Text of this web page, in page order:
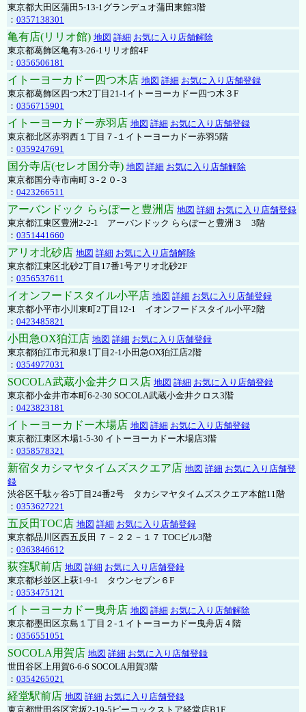
東京都大田区蒲田5-13-1グランデュオ蒲田東館3階
： 0357138301
亀有店(リリオ館) 地図 詳細 お気に入り店舗解除
東京都葛飾区亀有3-26-1リリオ館4F
： 0356506181
イトーヨーカドー四つ木店 地図 詳細 お気に入り店舗登録
東京都葛飾区四つ木2丁目21-1イトーヨーカドー四つ木３F
： 0356715901
イトーヨーカドー赤羽店 地図 詳細 お気に入り店舗登録
東京都北区赤羽西１丁目７-１イトーヨーカドー赤羽5階
： 0359247691
国分寺店(セレオ国分寺) 地図 詳細 お気に入り店舗解除
東京都国分寺市南町３-２０-３
： 0423266511
アーバンドック ららぽーと豊洲店 地図 詳細 お気に入り店舗登録
東京都江東区豊洲2-2-1 アーバンドック ららぽーと豊洲３ 3階
： 0351441660
アリオ北砂店 地図 詳細 お気に入り店舗解除
東京都江東区北砂2丁目17番1号アリオ北砂2F
： 0356537611
イオンフードスタイル小平店 地図 詳細 お気に入り店舗登録
東京都小平市小川東町2丁目12-1 イオンフードスタイル小平2階
： 0423485821
小田急OX狛江店 地図 詳細 お気に入り店舗登録
東京都狛江市元和泉1丁目2-1小田急OX狛江店2階
： 0354977031
SOCOLA武蔵小金井クロス店 地図 詳細 お気に入り店舗登録
東京都小金井市本町6-2-30 SOCOLA武蔵小金井クロス3階
： 0423823181
イトーヨーカドー木場店 地図 詳細 お気に入り店舗登録
東京都江東区木場1-5-30 イトーヨーカドー木場店3階
： 0358578321
新宿タカシマヤタイムズスクエア店 地図 詳細 お気に入り店舗登
録
渋谷区千駄ヶ谷5丁目24番2号 タカシマヤタイムズスクエア本館11階
： 0353627221
五反田TOC店 地図 詳細 お気に入り店舗登録
東京都品川区西五反田 ７－２２－１７ TOCビル3階
： 0363846612
荻窪駅前店 地図 詳細 お気に入り店舗登録
東京都杉並区上萩1-9-1 タウンセブン６F
： 0353475121
イトーヨーカドー曳舟店 地図 詳細 お気に入り店舗解除
東京都墨田区京島１丁目２-１イトーヨーカドー曳舟店４階
： 0356551051
SOCOLA用賀店 地図 詳細 お気に入り店舗登録
世田谷区上用賀6-6-6 SOCOLA用賀3階
： 0354265021
経堂駅前店 地図 詳細 お気に入り店舗登録
東京都世田谷区宮坂2-19-5ピーコックストア経堂店B1F